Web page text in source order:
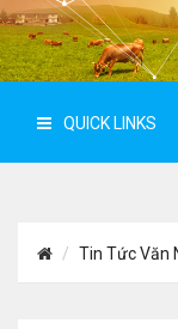
QUICK LINKS
Tin Tức Văn